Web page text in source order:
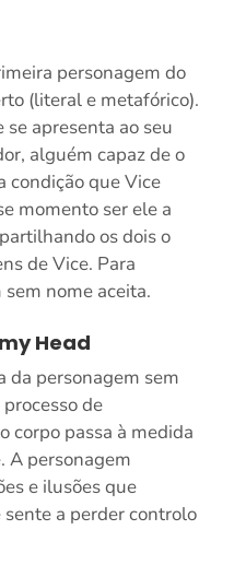
personagem do
(literal e metafórico).
se apresenta ao seu
alguém capaz de o
condição que Vice
momento ser ele a
os dois o
de Vice. Para
nome aceita.
Head
da personagem sem
de
corpo passa à medida
A personagem
e ilusões que
a perder controlo